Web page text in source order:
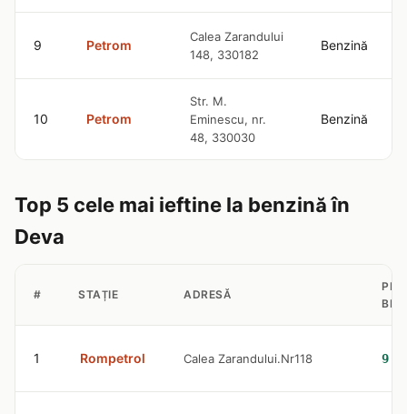
9 Petrom
Calea Zarandului
148, 330182
Benzină
10 Petrom
Str. M.
Eminescu, nr.
48, 330030
Benzină
Top 5 cele mai ieftine la benzină în
Deva
# STAȚIE ADRESĂ
1 Rompetrol Calea Zarandului.Nr118